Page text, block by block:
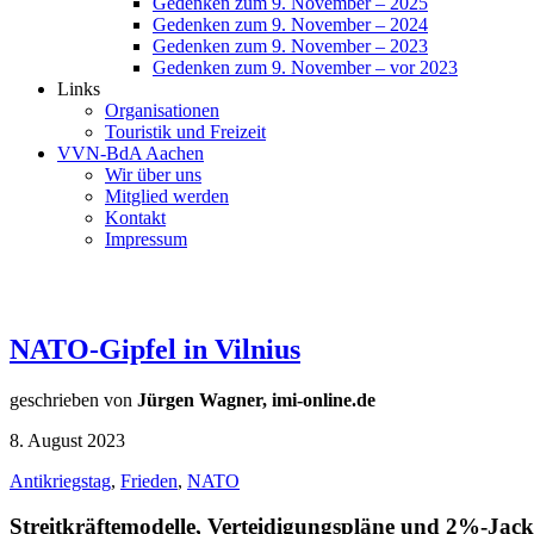
Gedenken zum 9. November – 2024
Gedenken zum 9. November – 2023
Gedenken zum 9. November – vor 2023
Links
Organisationen
Touristik und Freizeit
VVN-BdA Aachen
Wir über uns
Mitglied werden
Kontakt
Impressum
NATO-Gipfel in Vilnius
geschrieben von Jürgen Wagner, imi-online.de
8. August 2023
Antikriegstag, Frieden, NATO
Streitkräftemodelle, Verteidigungspläne und 2%-